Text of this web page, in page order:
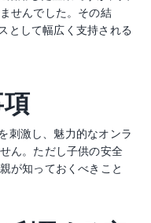
せんでした。その結
として幅広く支持される
刺激し、魅力的なオンラ
ん。ただし子供の安全
が知っておくべきこと